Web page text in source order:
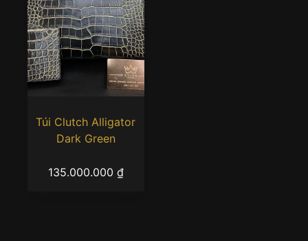
Túi Clutch Alligator
Dark Green
135.000.000 ₫